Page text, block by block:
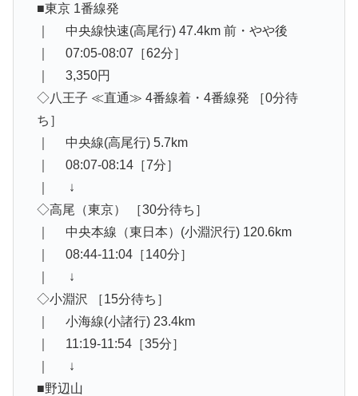
■東京 1番線発
｜ 中央線快速(高尾行) 47.4km 前・やや後
｜ 07:05-08:07［62分］
｜ 3,350円
◇八王子 ≪直通≫ 4番線着・4番線発 ［0分待
ち］
｜ 中央線(高尾行) 5.7km
｜ 08:07-08:14［7分］
｜ ↓
◇高尾（東京） ［30分待ち］
｜ 中央本線（東日本）(小淵沢行) 120.6km
｜ 08:44-11:04［140分］
｜ ↓
◇小淵沢 ［15分待ち］
｜ 小海線(小諸行) 23.4km
｜ 11:19-11:54［35分］
｜ ↓
■野辺山